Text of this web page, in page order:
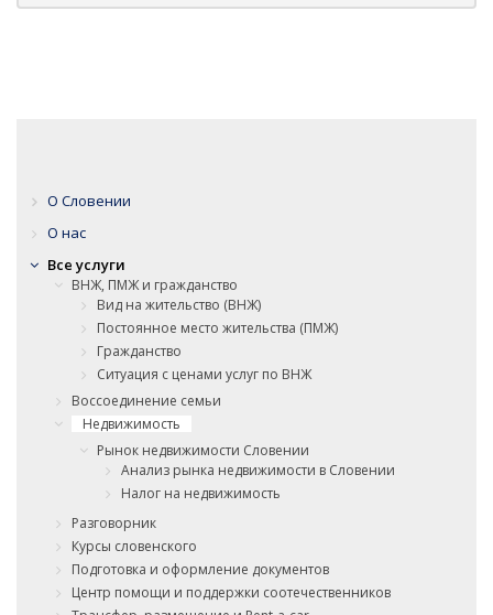
О Словении
О нас
Все услуги
ВНЖ, ПМЖ и гражданство
Вид на жительство (ВНЖ)
Постоянное место жительства (ПМЖ)
Гражданство
Ситуация с ценами услуг по ВНЖ
Воссоединение семьи
Недвижимость
Рынок недвижимости Словении
Анализ рынка недвижимости в Словении
Налог на недвижимость
Разговорник
Курсы словенского
Подготовка и оформление документов
Центр помощи и поддержки соотечественников